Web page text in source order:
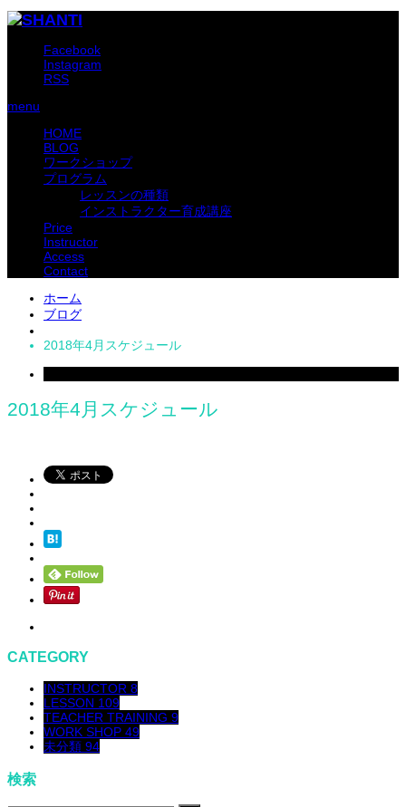
Facebook
Instagram
RSS
menu
HOME
BLOG
ワークショップ
プログラム
レッスンの種類
インストラクター育成講座
Price
Instructor
Access
Contact
ホーム
ブログ
2018年4月スケジュール
2018年4月スケジュール
CATEGORY
INSTRUCTOR 8
LESSON 109
TEACHER TRAINING 9
WORK SHOP 49
未分類 94
検索